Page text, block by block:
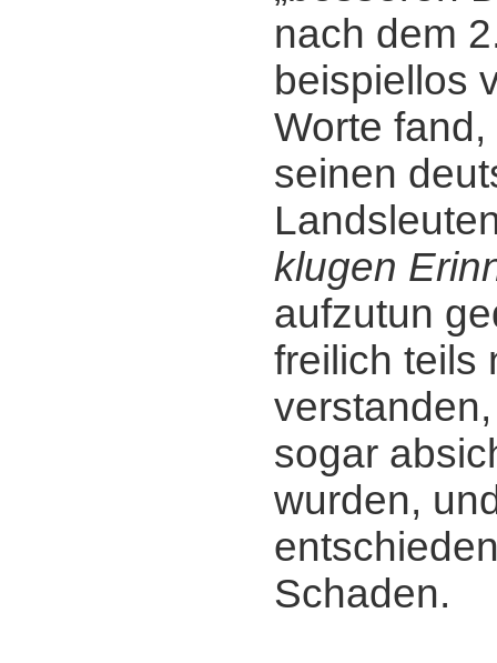
nach dem
beispiellos
Worte
seinen
klugen
aufzutun
freilich teils
sogar
wurden,
Schaden.